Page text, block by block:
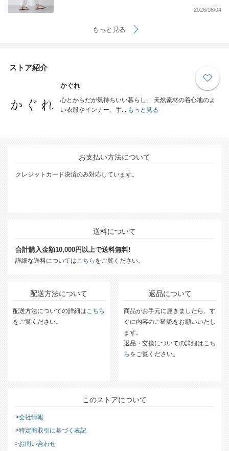
2026/08/04
もっと見る
ストア紹介
かぐれ
心とからだが気持ちいい暮らし。 天然素材の着心地のよ
い衣服やインナー、手...もっと見る
お支払い方法について
クレジットカード決済のみ対応しています。
送料について
合計購入金額10,000円以上で送料無料!
詳細な送料についてはこちら をご覧ください。
配送方法について
配送方法についての詳細はこちら
をご覧ください。
返品について
商品がお手元に届きましたら、す
ぐに内容のご確認をお願いいたし
ます。
返品・交換についての詳細はこち
ら をご覧ください。
このストアについて
会社情報
特定商取引に基づく表記
お問い合わせ